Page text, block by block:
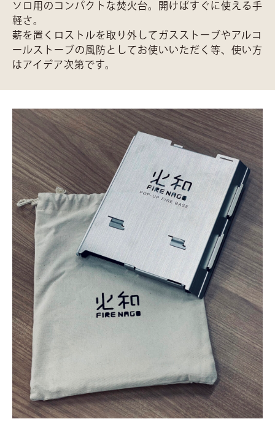
ソロ用のコンパクトな焚火台。開けばすぐに使える手
軽さ。
薪を置くロストルを取り外してガスストーブやアルコ
ールストーブの風防としてお使いいただく等、使い方
はアイデア次第です。